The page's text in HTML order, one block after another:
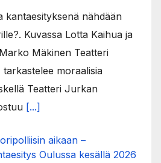
kantaesityksenä nähdään
Kuvassa Lotta Kaihua ja
Mäkinen Teatteri
moraalisia
Teatteri Jurkan
[...]
aikaan –
Oulussa kesällä 2026